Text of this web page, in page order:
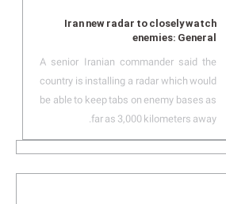
Iran new radar to closely watch
enemies: General
A senior Iranian commander said the
country is installing a radar which would
be able to keep tabs on enemy bases as
far as 3,000 kilometers away.